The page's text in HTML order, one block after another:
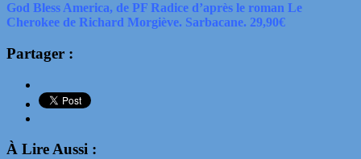
God Bless America, de PF Radice d’après le roman Le
Cherokee de Richard Morgiève. Sarbacane. 29,90€
Partager :
À Lire Aussi :